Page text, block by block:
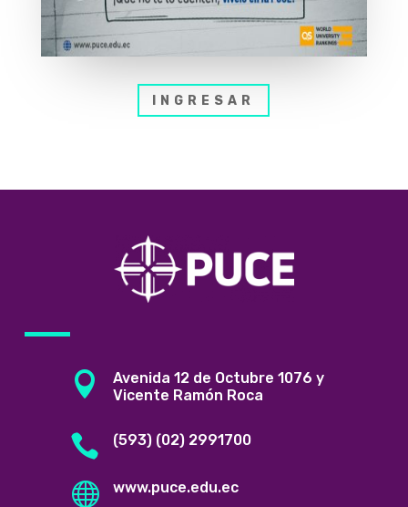
INGRESAR

Avenida 12 de Octubre 1076 y
Vicente Ramón Roca
 (593) (02) 2991700
 www.puce.edu.ec